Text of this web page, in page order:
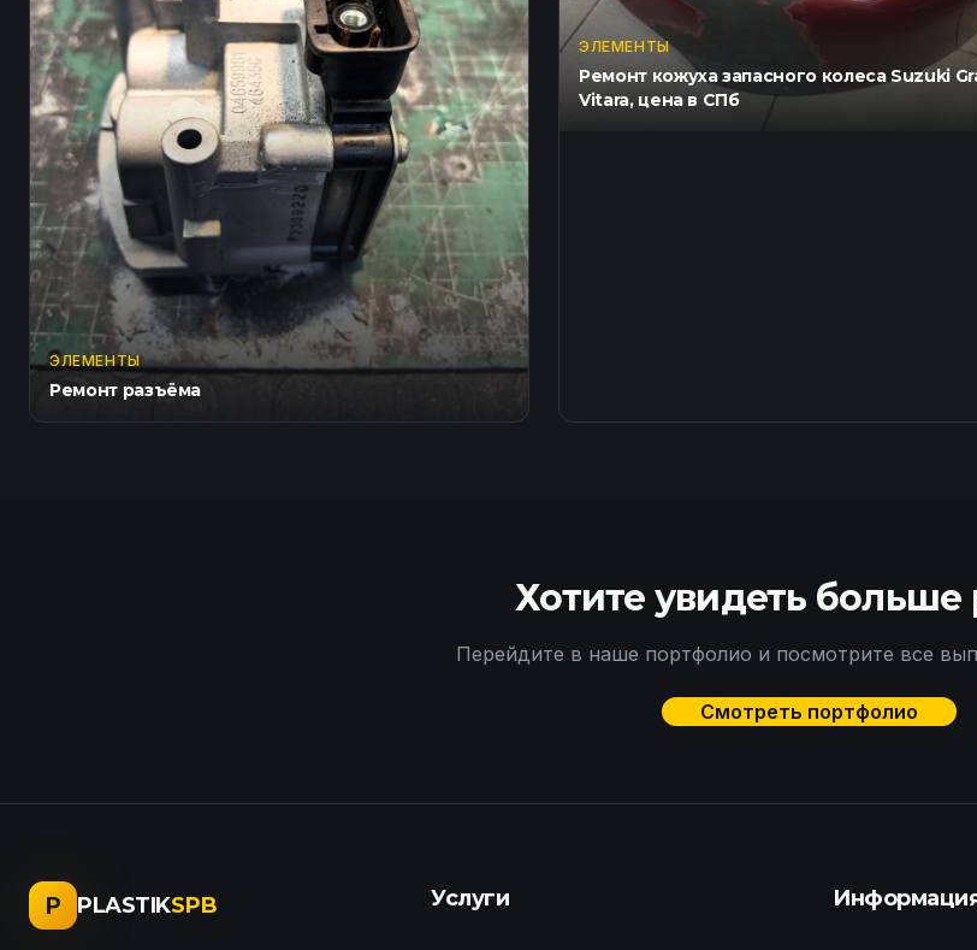
ЭЛЕМЕНТЫ
Ремонт разъёма
ЭЛЕМЕНТЫ
Ремонт кожуха запасного колеса Suzuki
Vitara, цена в СПб
Хотите увидеть больше
Перейдите в наше портфолио и посмотрите все
Смотреть портфолио
P PLASTIKSPB Услуги